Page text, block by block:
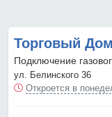
Торговый
Подключение
ул. Белинского 36
Откроется в